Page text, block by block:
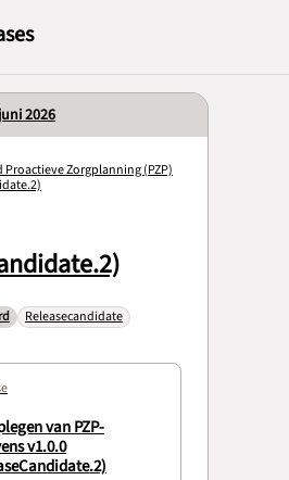
2026
Zorgplanning (PZP)
Releasecandidate
van PZP-
v1.0.0